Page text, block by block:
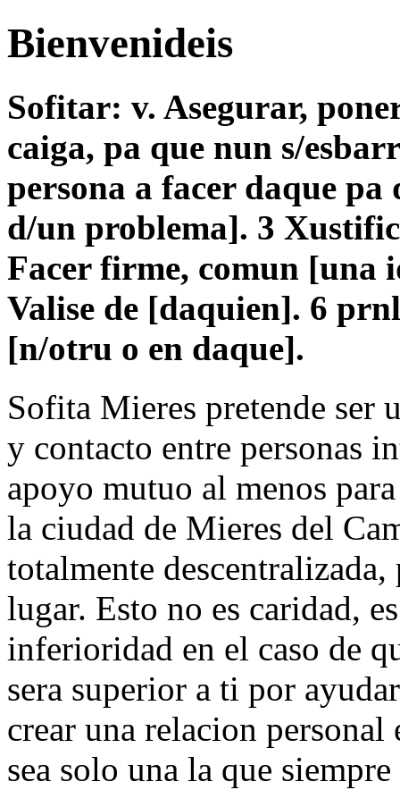
Bienvenideis
Sofitar: v. Asegurar,
caiga, pa que nun s/
persona a facer daque pa
d/un problema]. 3
Facer firme, comun [una
Valise de [daquien]. 6
[n/otru o en daque].
Sofita Mieres pretende ser
y contacto entre personas
apoyo mutuo al menos
la ciudad de Mieres del
totalmente
lugar. Esto no es caridad,
inferioridad en el caso de
sera superior a ti por
crear una relacion personal
sea solo una la que